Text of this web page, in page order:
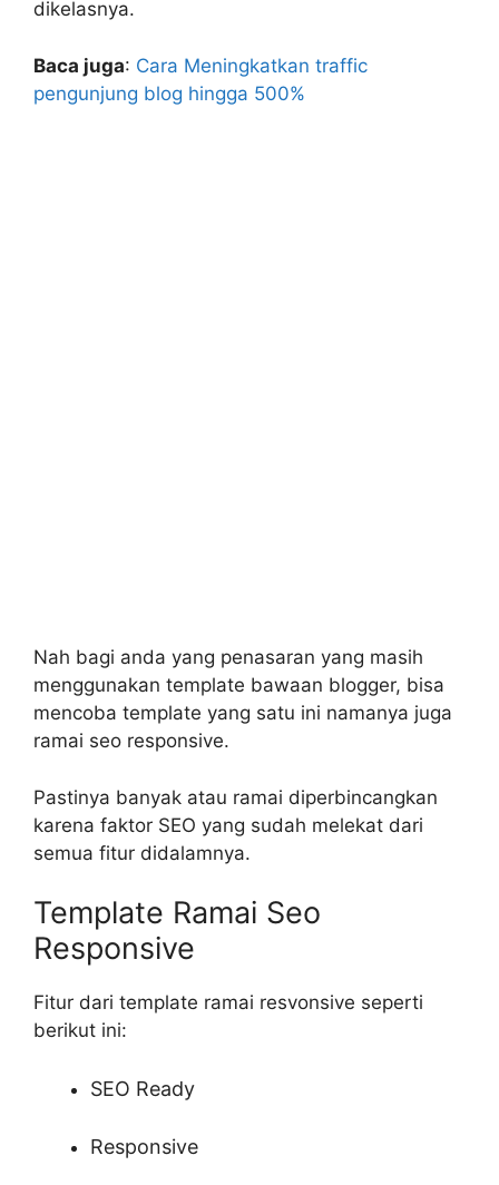
dikelasnya.
Baca juga: Cara Meningkatkan traffic
pengunjung blog hingga 500%
Nah bagi anda yang penasaran yang masih
menggunakan template bawaan blogger, bisa
mencoba template yang satu ini namanya juga
ramai seo responsive.
Pastinya banyak atau ramai diperbincangkan
karena faktor SEO yang sudah melekat dari
semua fitur didalamnya.
Template Ramai Seo
Responsive
Fitur dari template ramai resvonsive seperti
berikut ini:
SEO Ready
Responsive